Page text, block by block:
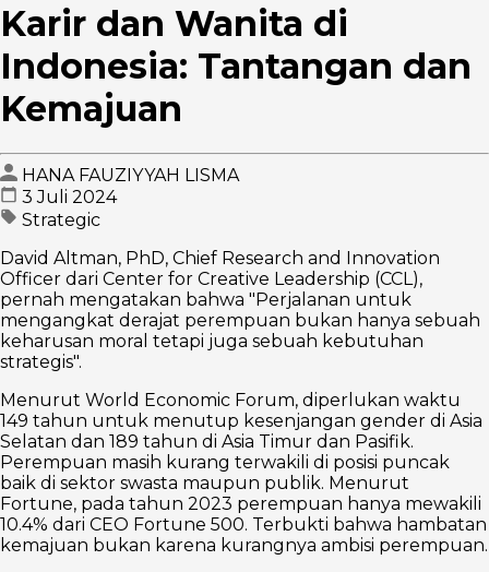
Karir dan Wanita di
Indonesia: Tantangan dan
Kemajuan
HANA FAUZIYYAH LISMA
3 Juli 2024
Strategic
David Altman, PhD, Chief Research and Innovation
Officer dari Center for Creative Leadership (CCL),
pernah mengatakan bahwa "Perjalanan untuk
mengangkat derajat perempuan bukan hanya sebuah
keharusan moral tetapi juga sebuah kebutuhan
strategis".
Menurut World Economic Forum, diperlukan waktu
149 tahun untuk menutup kesenjangan gender di Asia
Selatan dan 189 tahun di Asia Timur dan Pasifik.
Perempuan masih kurang terwakili di posisi puncak
baik di sektor swasta maupun publik. Menurut
Fortune, pada tahun 2023 perempuan hanya mewakili
10.4% dari CEO Fortune 500. Terbukti bahwa hambatan
kemajuan bukan karena kurangnya ambisi perempuan.